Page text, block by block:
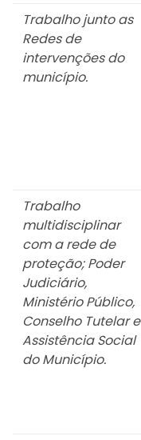
Trabalho junto as
Redes de
intervenções do
município.
Trabalho
multidisciplinar
com a rede de
proteção; Poder
Judiciário,
Ministério Público,
Conselho Tutelar e
Assistência Social
do Município.